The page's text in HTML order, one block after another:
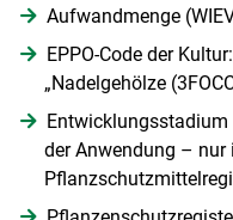
Aufwandmenge
EPPO-Code der
„Nadelgehölze
Entwicklungsstadium
der Anwendung – nur